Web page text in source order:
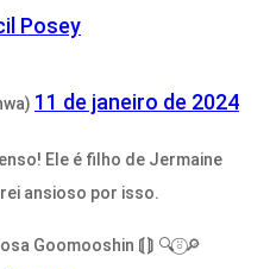
Posey
11 de janeiro de 2024
Ele é filho de Jermaine
ansioso por isso.
Goomooshin ⟬⟭ 🔍⍤⃝🔎